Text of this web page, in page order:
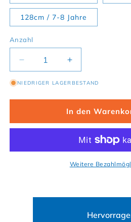
128cm / 7-8 Jahre
Anzahl
Verringere die Menge für
Erhöhe die
NIEDRIGER LAGERBESTAND
In den
Weitere